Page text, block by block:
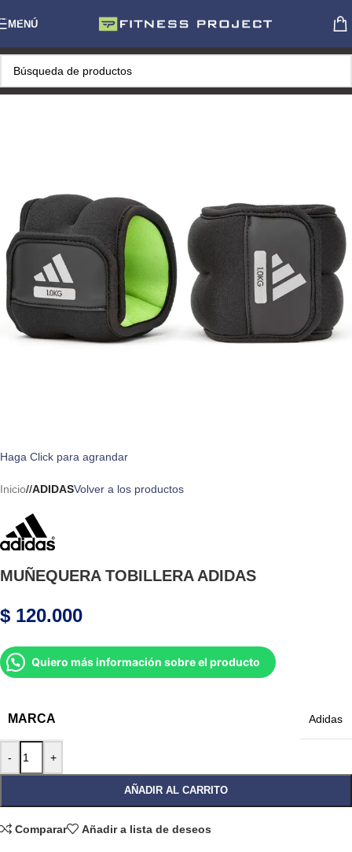
Skip to navigation
Skip to main content
MENÚ
Haga Click para agrandar
Inicio/ ADIDASVolver a los productos
MUÑEQUERA TOBILLERA ADIDAS
$ 120.000
Quiero más información sobre el producto
MARCA Adidas
- +
AÑADIR AL CARRITO
Comparar Añadir a lista de deseos